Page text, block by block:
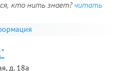
кто нить знает? читать
д. 18а